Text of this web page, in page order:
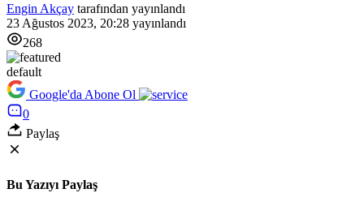
Engin Akçay tarafından yayınlandı
23 Ağustos 2023, 20:28 yayınlandı
268
default
Google'da Abone Ol
0
Paylaş
Bu Yazıyı Paylaş